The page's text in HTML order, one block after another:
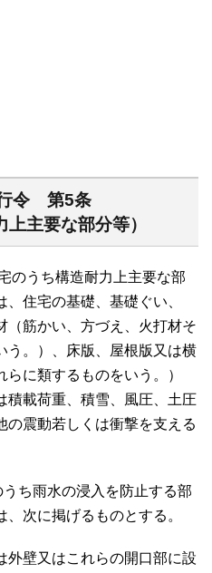
令 第5条
上主要な部分等）
のうち構造耐力上主要な部
住宅の基礎、基礎ぐい、
（筋かい、方づえ、火打材そ
う。）、床版、屋根版又は横
に類するものをいう。）
積載荷重、積雪、風圧、土圧
の震動若しくは衝撃を支える
ち雨水の浸入を防止する部
次に掲げるものとする。
壁又はこれらの開口部に設